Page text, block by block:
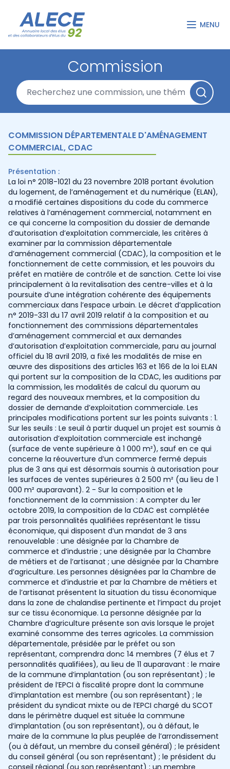
MENU
Commission
COMMISSION DÉPARTEMENTALE D'AMÉNAGEMENT
COMMERCIAL, CDAC
Présentation :
La loi n° 2018-1021 du 23 novembre 2018 portant évolution
du logement, de l’aménagement et du numérique (ELAN),
a modifié certaines dispositions du code du commerce
relatives à l’aménagement commercial, notamment en
ce qui concerne la composition du dossier de demande
d’autorisation d’exploitation commerciale, les critères à
examiner par la commission départementale
d’aménagement commercial (CDAC), la composition et le
fonctionnement de cette commission, et les pouvoirs du
préfet en matière de contrôle et de sanction. Cette loi vise
principalement à la revitalisation des centre-villes et à la
poursuite d’une intégration cohérente des équipements
commerciaux dans l’espace urbain. Le décret d’application
n° 2019-331 du 17 avril 2019 relatif à la composition et au
fonctionnement des commissions départementales
d’aménagement commercial et aux demandes
d’autorisation d’exploitation commerciale, paru au journal
officiel du 18 avril 2019, a fixé les modalités de mise en
œuvre des dispositions des articles 163 et 166 de la loi ELAN
qui portent sur la composition de la CDAC, les auditions par
la commission, les modalités de calcul du quorum au
regard des nouveaux membres, et la composition du
dossier de demande d’exploitation commerciale. Les
principales modifications portent sur les points suivants : 1.
Sur les seuils : Le seuil à partir duquel un projet est soumis à
autorisation d’exploitation commerciale est inchangé
(surface de vente supérieure à 1 000 m²), sauf en ce qui
concerne la réouverture d’un commerce fermé depuis
plus de 3 ans qui est désormais soumis à autorisation pour
les surfaces de ventes supérieures à 2 500 m² (au lieu de 1
000 m² auparavant). 2 - Sur la composition et le
fonctionnement de la commission : A compter du 1er
octobre 2019, la composition de la CDAC est complétée
par trois personnalités qualifiées représentant le tissu
économique, qui disposent d’un mandat de 3 ans
renouvelable : une désignée par la Chambre de
commerce et d’industrie ; une désignée par la Chambre
de métiers et de l’artisanat ; une désignée par la Chambre
d’agriculture. Les personnes désignées par la Chambre de
commerce et d’industrie et par la Chambre de métiers et
de l’artisanat présentent la situation du tissu économique
dans la zone de chalandise pertinente et l’impact du projet
sur ce tissu économique. La personne désignée par la
Chambre d’agriculture présente son avis lorsque le projet
examiné consomme des terres agricoles. La commission
départementale, présidée par le préfet ou son
représentant, comprendra donc 14 membres (7 élus et 7
personnalités qualifiées), au lieu de 11 auparavant : le maire
de la commune d’implantation (ou son représentant) ; le
président de l’EPCI à fiscalité propre dont la commune
d’implantation est membre (ou son représentant) ; le
président du syndicat mixte ou de l’EPCI chargé du SCOT
dans le périmètre duquel est située la commune
d’implantation (ou son représentant), ou à défaut, le
maire de la commune la plus peuplée de l’arrondissement
(ou à défaut, un membre du conseil général) ; le président
du conseil général (ou son représentant) ; le président du
conseil régional (ou son représentant) ; un membre